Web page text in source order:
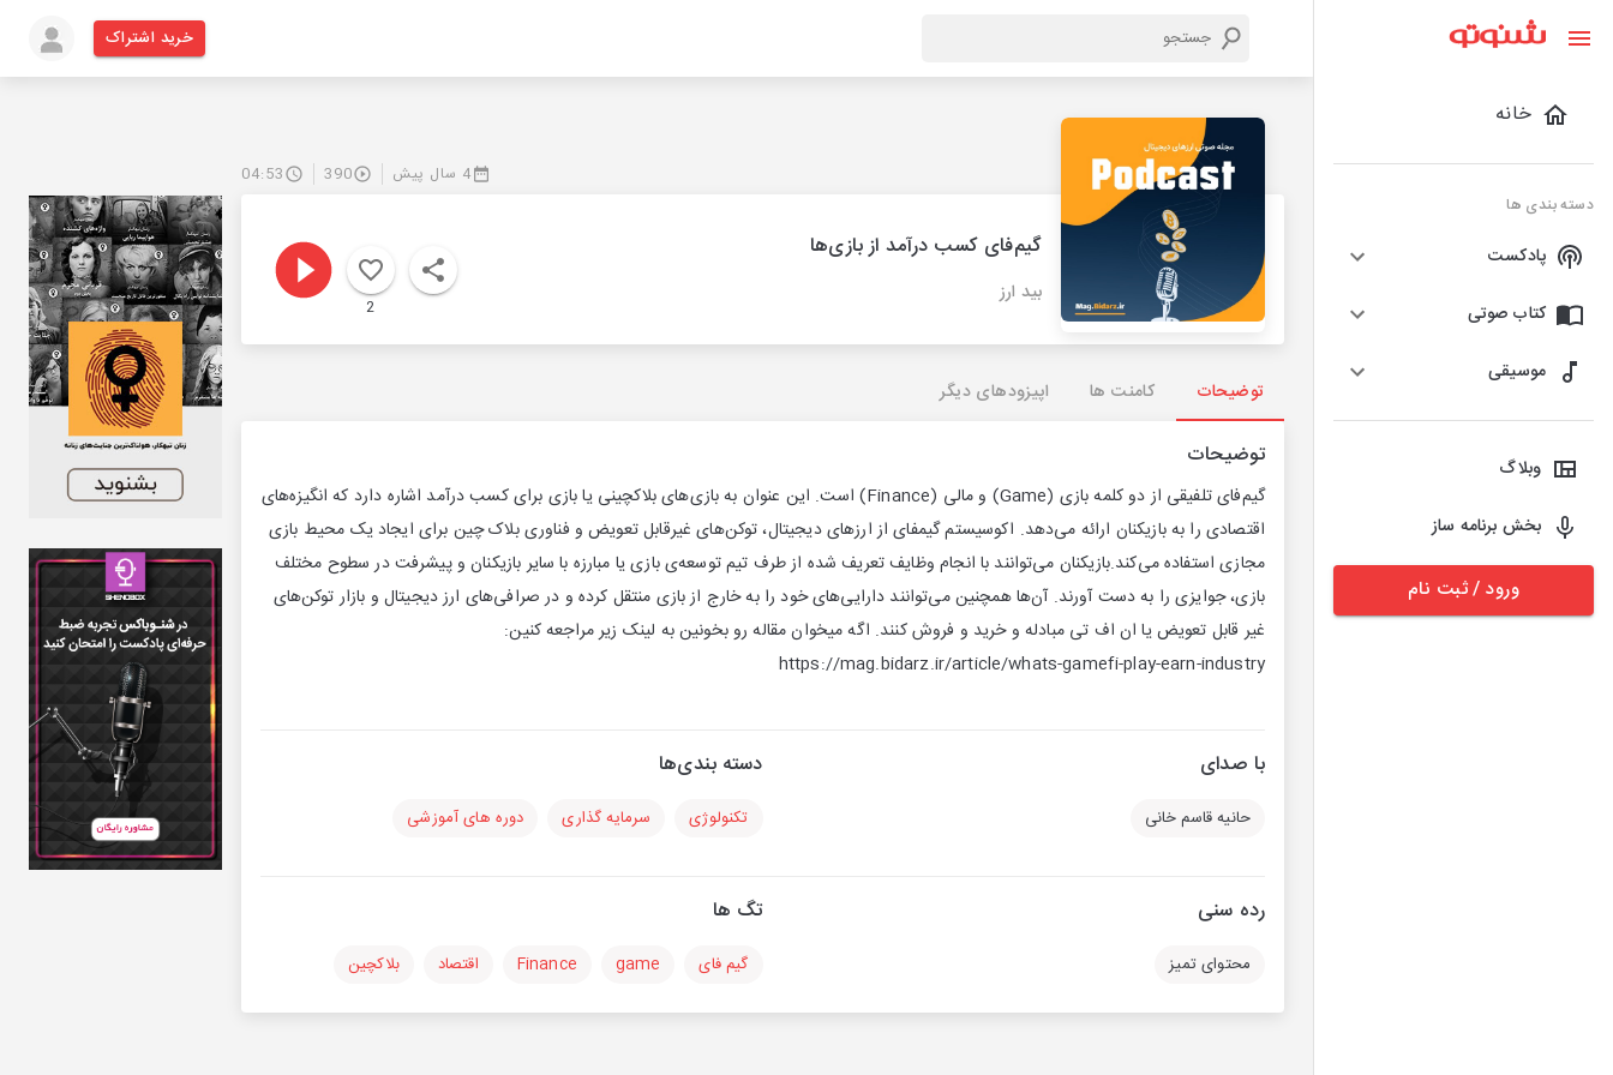
خانه
دسته بندی ها
پادکست
کتاب صوتی
موسیقی
وبلاگ
بخش برنامه ساز
ورود / ثبت نام
خرید اشتراک
4 سال پیش 390
04:53
گیم‌فای کسب درآمد از بازی‌ها
بید ارز
2
توضیحات کامنت ها اپیزودهای دیگر
توضیحات
گیم‌فای تلفیقی از دو کلمه بازی (Game) و مالی (Finance) است. این عنوان به بازی‌های بلاکچینی یا بازی برای کسب درآمد اشاره دارد که انگیزه‌های
اقتصادی را به بازیکنان ارائه می‌دهد. اکوسیستم گیمفای از ارزهای دیجیتال، توکن‌های غیرقابل تعویض و فناوری بلاک چین برای ایجاد یک محیط بازی
مجازی استفاده می‌کند.بازیکنان می‌توانند با انجام وظایف تعریف شده از طرف تیم توسعه‌ی بازی یا مبارزه با سایر بازیکنان و پیشرفت در سطوح مختلف
بازی، جوایزی را به دست آورند. آن‌ها همچنین می‌توانند دارایی‌های خود را به خارج از بازی منتقل کرده و در صرافی‌های ارز دیجیتال و بازار توکن‌های
غیر قابل تعویض یا ان اف تی مبادله و خرید و فروش کنند. اگه میخوان مقاله رو بخونین به لینک زیر مراجعه کنین:
https://mag.bidarz.ir/article/whats-gamefi-play-earn-industry
با صدای
حانیه قاسم خانی
دسته بندی‌ها
تکنولوژی سرمایه گذاری دوره های آموزشی
رده سنی
محتوای تمیز
تگ ها
گیم فای game
Finance اقتصاد بلاکچین